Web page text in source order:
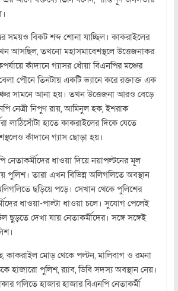
সময়ও বিকট শব্দ শোনা যাচ্ছিল। কাকরাইলের
আসছিল, তখনো মহাসমাবেশস্থলে উত্তেজনাকর
কাঁদানে গ্যাসর ধোঁয়া বিএনপির মঞ্চের
পৌনে তিনটায় একটি ভ্যানে করে রক্তাক্ত এক
সামনে আনা হয়। তখন উত্তেজনা আরও বেড়ে
নেত্রী নিপুণ রায়, আমিনুল হক, ইশরাক
লাঠিসোঁটা হাতে কাকরাইলের দিকে যেতে
কাঁদানে গ্যাস ছোড়া হয়।
ধাওয়া দিয়ে নয়াপল্টনের মূল
পুলিশ। তারা এখন বিভিন্ন অলিগলিতে অবস্থান
ছড়িয়ে পড়ে। সেখান থেকে পুলিশের
ধাওয়া-পাল্টা ধাওয়া চলে। সুযোগ পেলেই
ছুড়তে দেখা যায় নেতাকর্মীদের। সঙ্গে সঙ্গেই
কাকরাইল মোড় থেকে পল্টন, মালিবাগ ও রমনা
হাজারো পুলিশ, র‌্যাব, ডিবি সদস্য অবস্থান নেয়।
গলিতে হাজার হাজার বিএনপি নেতাকর্মী